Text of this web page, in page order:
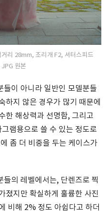
리 28mm, 조리개 F2, 셔터스피드
원본
들이 아니라 일반인 모델분들
하지 않은 경우가 많기 때문에
한 해상력과 선명함, 그리고
램용으로 쓸 수 있는 정도로
좀 더 비중을 두는 케이스가
의 레벨에서는, 단렌즈로 찍
졌지만 확실하게 훌륭한 사진
비해 2% 정도 아쉽다고 하더